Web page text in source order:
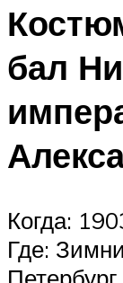
бал
Когда:
Где: